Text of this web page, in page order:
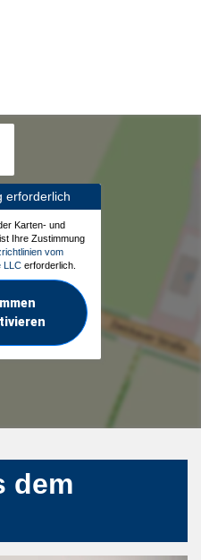
erforderlich
Karten- und
Ihre Zustimmung
vom
LLC erforderlich.
dem